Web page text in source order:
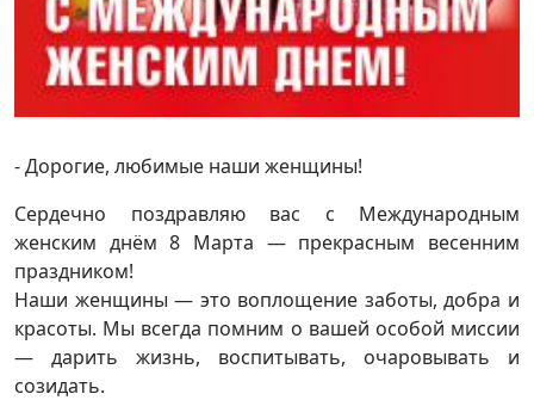
- Дорогие, любимые наши женщины!
Сердечно поздравляю вас с Международным
женским днём 8 Марта — прекрасным весенним
праздником!
Наши женщины — это воплощение заботы, добра и
красоты. Мы всегда помним о вашей особой миссии
— дарить жизнь, воспитывать, очаровывать и
созидать.